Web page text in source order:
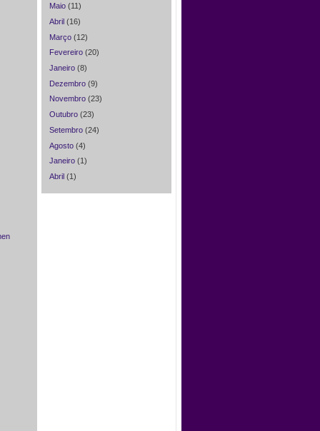
Maio (11)
Abril (16)
Março (12)
Fevereiro (20)
Janeiro (8)
Dezembro (9)
Novembro (23)
Outubro (23)
Setembro (24)
Agosto (4)
Janeiro (1)
Abril (1)